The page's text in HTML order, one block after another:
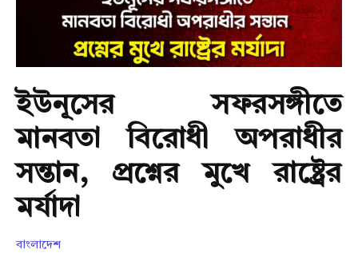
ইউনূসের সফরসঙ্গীতে
মানবতা বিরোধী অপরাধীর
সন্তান, প্রশ্নের মুখে রাষ্ট্রের
মর্যাদা
বাংলাদেশ